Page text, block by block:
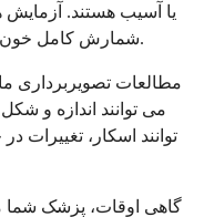
یا آسیب هستند.
شمارش کامل خون و آزمایش های ویروس های هپاتیت است.
مطالعات تصویربرداری
می توانند اندازه و
توانند اسکار، تغییرات
گاهی اوقات، پزشک شما